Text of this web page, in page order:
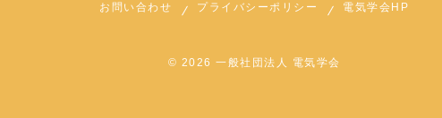
お問い合わせ プライバシーポリシー 電気学会HP
© 2026 一般社団法人 電気学会